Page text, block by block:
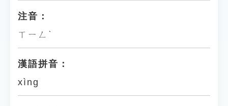
注音：
ㄒㄧㄥˋ
漢語拼音：
xìng